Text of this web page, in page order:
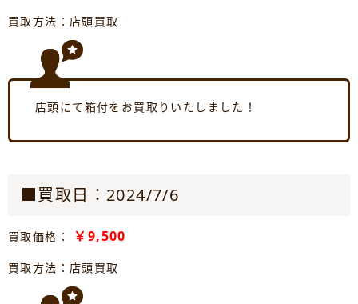
買取方法：店頭買取
店頭にて箱付をお買取りいたしました！
■買取日：2024/7/6
買取価格： ￥9,500
買取方法：店頭買取